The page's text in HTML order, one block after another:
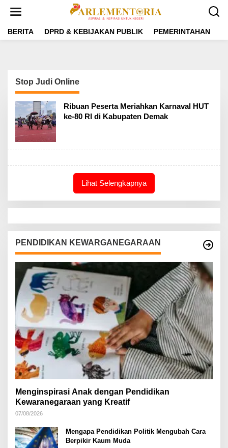
t
BERITA DPRD & KEBIJAKAN PUBLIK PEMERINTAHAN
Stop Judi Online
Ribuan Peserta Meriahkan Karnaval HUT
ke-80 RI di Kabupaten Demak
Lihat Selengkapnya
PENDIDIKAN KEWARGANEGARAAN
Menginspirasi Anak dengan Pendidikan
Kewaranegaraan yang Kreatif
07/08/2026
Mengapa Pendidikan Politik Mengubah Cara
Berpikir Kaum Muda